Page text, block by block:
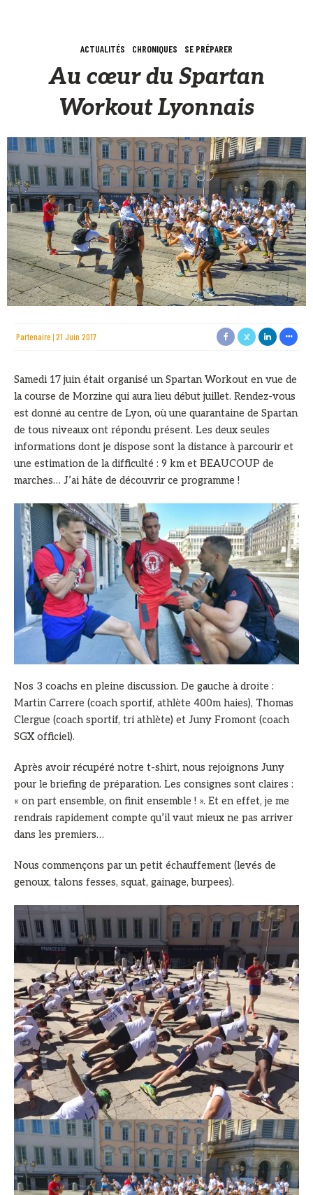
ACTUALITÉS CHRONIQUES SE PRÉPARER
Au cœur du Spartan
Workout Lyonnais
Partenaire 21 Juin 2017
Samedi 17 juin était organisé un Spartan Workout en vue de
la course de Morzine qui aura lieu début juillet. Rendez-vous
est donné au centre de Lyon, où une quarantaine de Spartan
de tous niveaux ont répondu présent. Les deux seules
informations dont je dispose sont la distance à parcourir et
une estimation de la difficulté : 9 km et BEAUCOUP de
marches… J’ai hâte de découvrir ce programme !
Nos 3 coachs en pleine discussion. De gauche à droite :
Martin Carrere (coach sportif, athlète 400m haies), Thomas
Clergue (coach sportif, tri athlète) et Juny Fromont (coach
SGX officiel).
Après avoir récupéré notre t-shirt, nous rejoignons Juny
pour le briefing de préparation. Les consignes sont claires :
« on part ensemble, on finit ensemble ! ». Et en effet, je me
rendrais rapidement compte qu’il vaut mieux ne pas arriver
dans les premiers…
Nous commençons par un petit échauffement (levés de
genoux, talons fesses, squat, gainage, burpees).